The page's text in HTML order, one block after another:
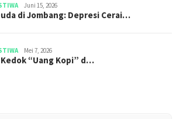
Juni 15, 2026
di Jombang: Depresi Cerai…
Mei 7, 2026
Kedok “Uang Kopi” d…